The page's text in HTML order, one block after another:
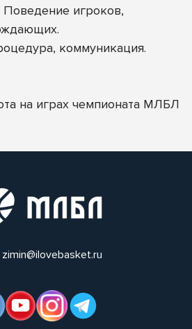
игроков,
коммуникация.
на играх чемпионата МЛБЛ
zimin@ilovebasket.ru